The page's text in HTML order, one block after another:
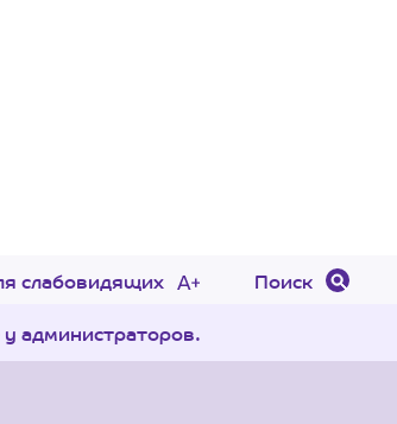
слабовидящих
Поиск
администраторов.